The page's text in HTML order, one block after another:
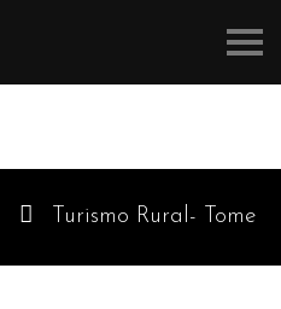
Turismo Rural- Tome